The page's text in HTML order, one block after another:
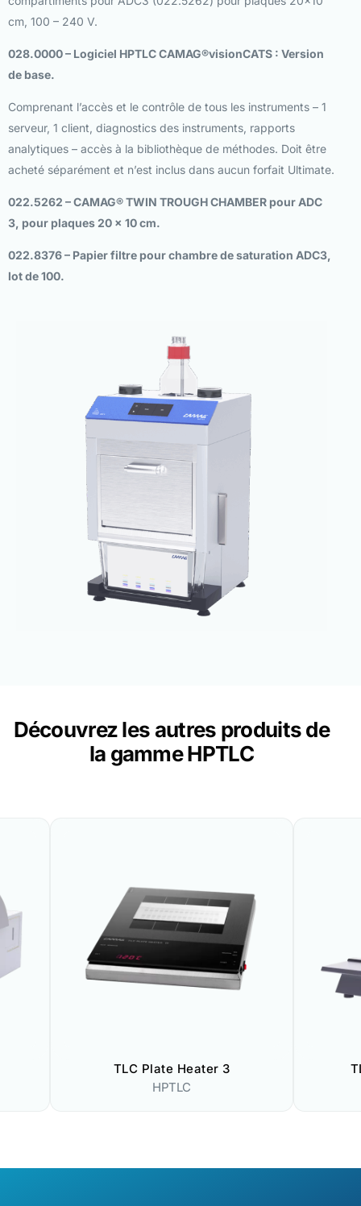
cm, 100 – 240 V.
028.0000 – Logiciel HPTLC CAMAG®visionCATS : Version
de base.
Comprenant l’accès et le contrôle de tous les instruments – 1
serveur, 1 client, diagnostics des instruments, rapports
analytiques – accès à la bibliothèque de méthodes. Doit être
acheté séparément et n’est inclus dans aucun forfait Ultimate.
022.5262 – CAMAG® TWIN TROUGH CHAMBER pour ADC
3, pour plaques 20 x 10 cm.
022.8376 – Papier filtre pour chambre de saturation ADC3,
lot de 100.
Découvrez les autres produits de
la gamme HPTLC
TLC Plate Heater 3
HPTLC